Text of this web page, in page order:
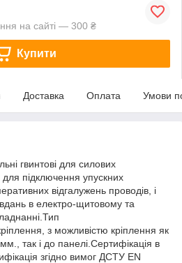
на сайті — 300 ₴
Купити
Доставка Оплата Умови
гвинтові для силових
підключення упускних
відгалужень проводів, і
в електро-щитовому та
з можливістю кріплення як
так і до панелі.Сертифікація в
згідно вимог ДСТУ EN